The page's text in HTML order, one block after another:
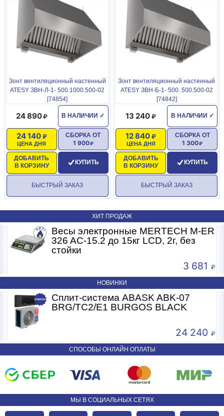
Зонт вентиляционный настенный
ATESY ЗВН-Л-1- 500.1000.500-02
[74854]
В НАЛИЧИИ ✓
24 890
ЦЕНА ДНЯ
24 140
ДОБАВИТЬ
В КОРЗИНУ
СБОРКА ОТ
1 900
КУПИТЬ
БЫСТРЫЙ ЗАКАЗ
Зонт вентиляционный настенный
ATESY ЗВН-Б-1- 500. 500.500-02
[74842]
В НАЛИЧИИ ✓
13 240
ЦЕНА ДНЯ
12 840
ДОБАВИТЬ
В КОРЗИНУ
СБОРКА ОТ
1 300
КУПИТЬ
БЫСТРЫЙ ЗАКАЗ
ХИТ ПРОДАЖ
Весы электронные MERTECH M-ER
326 AC-15.2 до 15кг LCD, 2г, без
стойки
3 681
НОВИНКИ
Сплит-система ABASK ABK-07
BRG/TC2/E1 BURGOS BLACK
24 240
СПОСОБЫ ОНЛАЙН ОПЛАТЫ
МЫ В СОЦИАЛЬНЫХ СЕТЯХ